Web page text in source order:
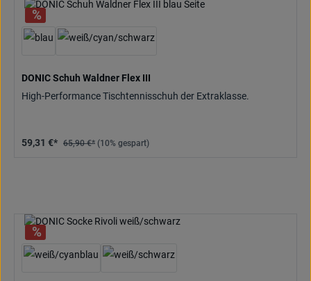
DONIC Schuh Waldner Flex III
High-Performance Tischtennisschuh der Extraklasse.
59,31 €* 65,90 €* (10% gespart)